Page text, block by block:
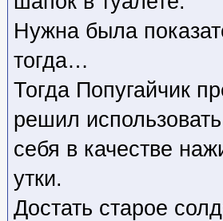
Нужна была
тогда…
Тогда Попугайчик
решил использовать
себя в качестве
утки.
Достать старое